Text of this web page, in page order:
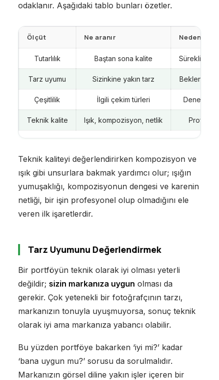
odaklanır. Aşağıdaki tablo bunları özetler.
Ölçüt Ne aranır Neden
Tutarlılık Baştan sona kalite Süreklilik
Tarz uyumu Sizinkine yakın tarz Beklentiyle
Çeşitlilik İlgili çekim türleri Deneyim
Teknik kalite Işık, kompozisyon, netlik
Teknik kaliteyi değerlendirirken kompozisyon ve
ışık gibi unsurlara bakmak yardımcı olur; ışığın
yumuşaklığı, kompozisyonun dengesi ve karenin
netliği, bir işin profesyonel olup olmadığını ele
veren ilk işaretlerdir.
Tarz Uyumunu Değerlendirmek
Bir portföyün teknik olarak iyi olması yeterli
değildir; sizin markanıza uygun olması da
gerekir. Çok yetenekli bir fotoğrafçının tarzı,
markanızın tonuyla uyuşmuyorsa, sonuç teknik
olarak iyi ama markanıza yabancı olabilir.
Bu yüzden portföye bakarken ‘iyi mi?’ kadar
‘bana uygun mu?’ sorusu da sorulmalıdır.
Markanızın görsel diline yakın işler içeren bir